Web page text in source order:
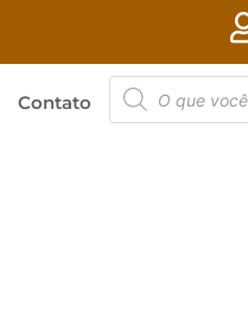
Contato